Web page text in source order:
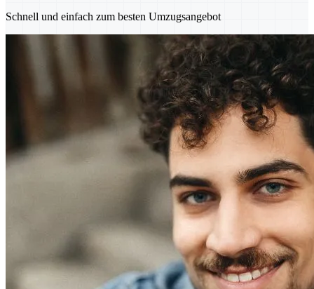
Schnell und einfach zum besten Umzugsangebot